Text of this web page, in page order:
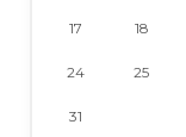
17 18
24 25
31